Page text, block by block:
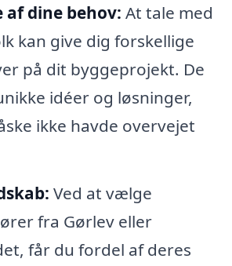
af dine behov: At tale med
kan give dig forskellige
på dit byggeprojekt. De
idéer og løsninger,
ikke havde overvejet
Ved at vælge
fra Gørlev eller
får du fordel af deres